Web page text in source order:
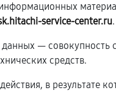
service-center.ru.
—
средств.
в результате